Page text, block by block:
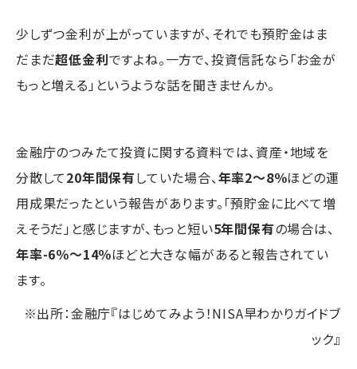
少しずつ金利が上がっていますが、それでも預貯金はま
だまだ超低金利ですよね。一方で、投資信託なら「お金が
もっと増える」というような話を聞きませんか。
金融庁のつみたて投資に関する資料では、資産・地域を
分散して20年間保有していた場合、年率2～8％ほどの運
用成果だったという報告があります。「預貯金に比べて増
えそうだ」と感じますが、もっと短い5年間保有の場合は、
年率-6％～14％ほどと大きな幅があると報告されてい
ます。
※出所：金融庁『はじめてみよう！NISA早わかりガイドブ
ック』